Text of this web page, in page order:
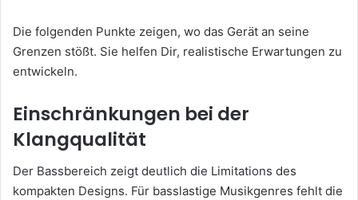
Die folgenden Punkte zeigen, wo das Gerät an seine
Grenzen stößt. Sie helfen Dir, realistische Erwartungen zu
entwickeln.
Einschränkungen bei der
Klangqualität
Der Bassbereich zeigt deutlich die Limitations des
kompakten Designs. Für basslastige Musikgenres fehlt die